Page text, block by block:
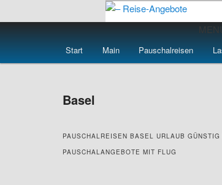
primären
– Reise-
MENU
Start Main Pauschalreisen
Basel
PAUSCHALREISEN BASEL URLAUB GÜNSTIG
PAUSCHALANGEBOTE MIT FLUG